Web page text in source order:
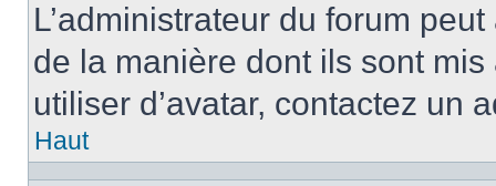
L’administrateur du forum
de la manière dont ils sont
utiliser d’avatar, contactez un
Haut